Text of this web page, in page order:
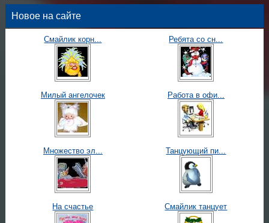
Новое на сайте
Смайлик корн... Ребята со сн...
Милый ангелочек Работа в офи...
Множество эл... Танцующий пи...
На счастье Смайлик танцует